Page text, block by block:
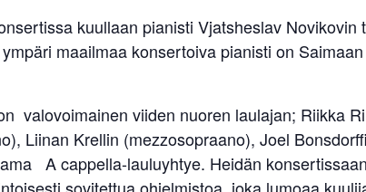
kuullaan pianisti Vjatsheslav
maailmaa konsertoiva pianisti on
valovoimainen viiden nuoren laulajan; Riikka
Liinan Krellin (mezzosopraano), Joel
A cappella-lauluyhtye. Heidän
sovitettua ohjelmistoa, joka lumoaa